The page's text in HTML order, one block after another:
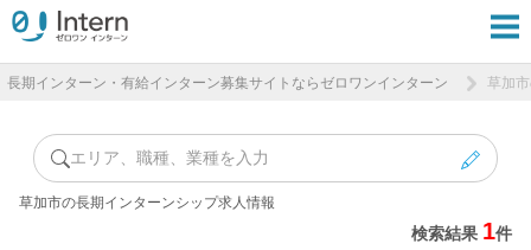
長期インターン・有給インターン募集サイトならゼロワンインターン 草加
エリア、職種、業種を入力
草加市の長期インターンシップ求人情報
検索結果 1件